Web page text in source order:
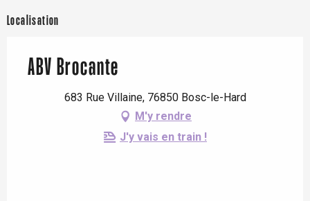
Localisation
ABV Brocante
683 Rue Villaine, 76850 Bosc-le-Hard
M'y rendre
J'y vais en train !